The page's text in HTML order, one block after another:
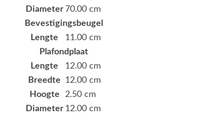
Diameter 70.00 cm
Bevestigingsbeugel
Lengte
11.00 cm
Plafondplaat
Lengte
12.00 cm
Breedte
12.00 cm
Hoogte
2.50 cm
Diameter 12.00 cm